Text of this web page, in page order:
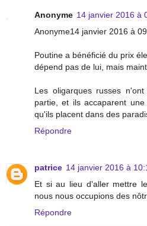
Anonyme 14 janvier 2016 à
Anonyme14 janvier 2016 à
Poutine a bénéficié du prix
dépend pas de lui, mais
Les oligarques russes
partie, et ils accaparent
qu'ils placent dans des
Répondre
patrice 14 janvier 2016 à
Et si au lieu d'aller mettre
nous nous occupions des
Répondre